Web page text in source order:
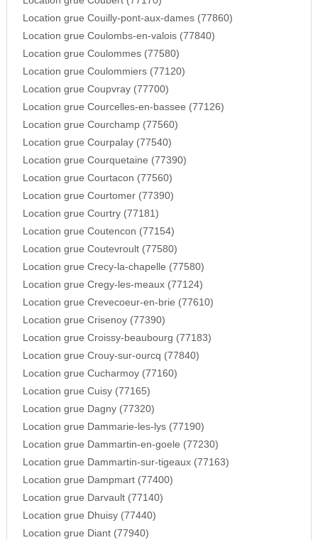
Location grue Couilly-pont-aux-dames (77860)
Location grue Coulombs-en-valois (77840)
Location grue Coulommes (77580)
Location grue Coulommiers (77120)
Location grue Coupvray (77700)
Location grue Courcelles-en-bassee (77126)
Location grue Courchamp (77560)
Location grue Courpalay (77540)
Location grue Courquetaine (77390)
Location grue Courtacon (77560)
Location grue Courtomer (77390)
Location grue Courtry (77181)
Location grue Coutencon (77154)
Location grue Coutevroult (77580)
Location grue Crecy-la-chapelle (77580)
Location grue Cregy-les-meaux (77124)
Location grue Crevecoeur-en-brie (77610)
Location grue Crisenoy (77390)
Location grue Croissy-beaubourg (77183)
Location grue Crouy-sur-ourcq (77840)
Location grue Cucharmoy (77160)
Location grue Cuisy (77165)
Location grue Dagny (77320)
Location grue Dammarie-les-lys (77190)
Location grue Dammartin-en-goele (77230)
Location grue Dammartin-sur-tigeaux (77163)
Location grue Dampmart (77400)
Location grue Darvault (77140)
Location grue Dhuisy (77440)
Location grue Diant (77940)